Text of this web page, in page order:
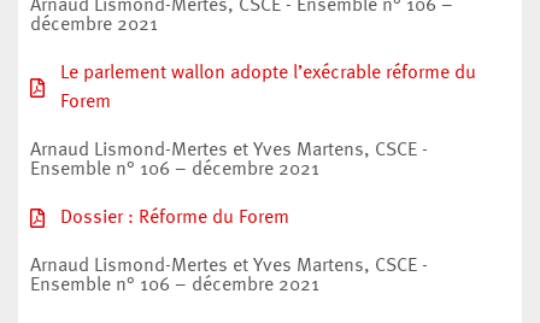
Arnaud Lismond-Mertes, CSCE - Ensemble n° 106 –
décembre 2021
Le parlement wallon adopte l’exécrable réforme du
Forem
Arnaud Lismond-Mertes et Yves Martens, CSCE -
Ensemble n° 106 – décembre 2021
Dossier : Réforme du Forem
Arnaud Lismond-Mertes et Yves Martens, CSCE -
Ensemble n° 106 – décembre 2021